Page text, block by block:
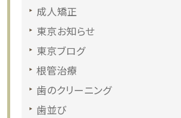
成人矯正
東京お知らせ
東京ブログ
根管治療
歯のクリーニング
歯並び